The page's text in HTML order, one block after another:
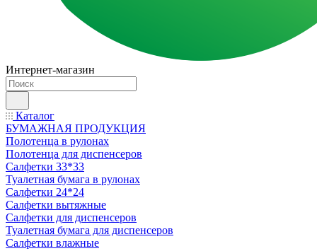
Интернет-магазин
Каталог
БУМАЖНАЯ ПРОДУКЦИЯ
Полотенца в рулонах
Полотенца для диспенсеров
Салфетки 33*33
Туалетная бумага в рулонах
Салфетки 24*24
Салфетки вытяжные
Салфетки для диспенсеров
Туалетная бумага для диспенсеров
Салфетки влажные